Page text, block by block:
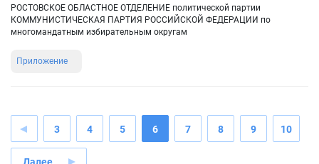
РОСТОВСКОЕ ОБЛАСТНОЕ ОТДЕЛЕНИЕ политической партии
КОММУНИСТИЧЕСКАЯ ПАРТИЯ РОССИЙСКОЙ ФЕДЕРАЦИИ по
многомандатным избирательным округам
Приложение
3 4 5 6 7 8 9 10